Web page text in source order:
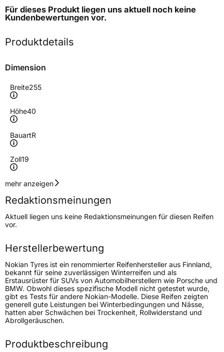
Für dieses Produkt liegen uns aktuell noch keine
Kundenbewertungen vor.
Produktdetails
Dimension
Breite255
Höhe40
BauartR
Zoll19
Geschwindigkeitsindex
Höchstgeschwindigkeit
190 km/h
Lastindex100
Höchstlast800 kg
Gewicht (in kg)
13 kg
Generelle Merkmale
FahrzeugtypPKW
VerwendungWinterreifen
FahrzeugartPKW & SUV
mehr anzeigen
Redaktionsmeinungen
Aktuell liegen uns keine Redaktionsmeinungen für diesen Reifen
vor.
Herstellerbewertung
Nokian Tyres ist ein renommierter Reifenhersteller aus Finnland,
bekannt für seine zuverlässigen Winterreifen und als
Erstausrüster für SUVs von Automobilherstellern wie Porsche und
BMW. Obwohl dieses spezifische Modell nicht getestet wurde,
gibt es Tests für andere Nokian-Modelle. Diese Reifen zeigten
generell gute Leistungen bei Winterbedingungen und Nässe,
hatten aber Schwächen bei Trockenheit, Rollwiderstand und
Abrollgeräuschen.
Produktbeschreibung